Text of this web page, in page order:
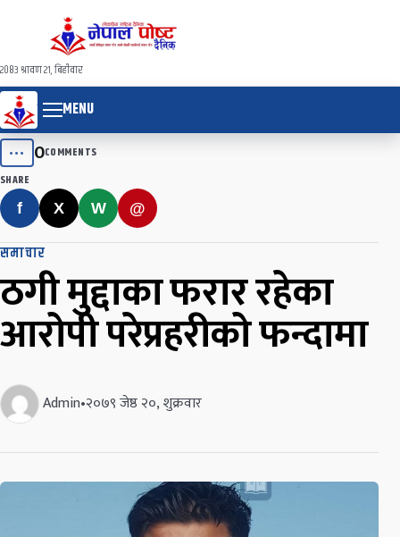
२०८३ श्रावण २१, बिहीवार
MENU
••• 0COMMENTS
SHARE
f X W @
समाचार
ठगी मुद्दाका फरार रहेका
आरोपी परेप्रहरीको फन्दामा
Admin•२०७९ जेष्ठ २०, शुक्रवार